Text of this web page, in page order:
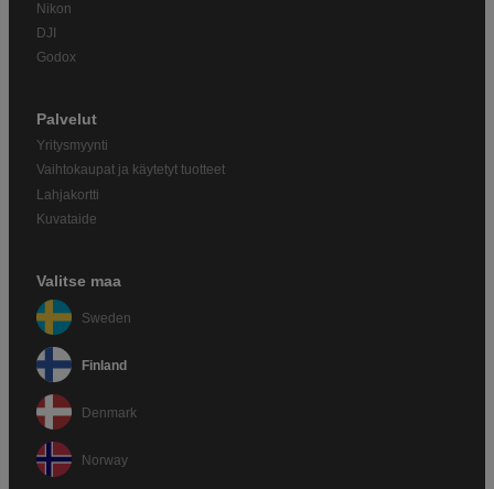
Nikon
DJI
Godox
Palvelut
Yritysmyynti
Vaihtokaupat ja käytetyt tuotteet
Lahjakortti
Kuvataide
Valitse maa
Sweden
Finland
Denmark
Norway